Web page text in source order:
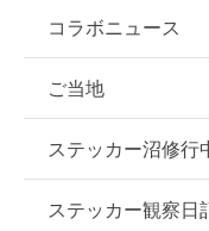
コラボニュース
ご当地
ステッカー沼修行
ステッカー観察日